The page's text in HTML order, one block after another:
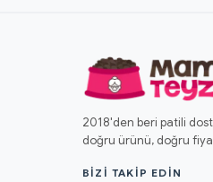
2018'den beri patili
doğru ürünü, doğru
BIZI TAKIP EDIN